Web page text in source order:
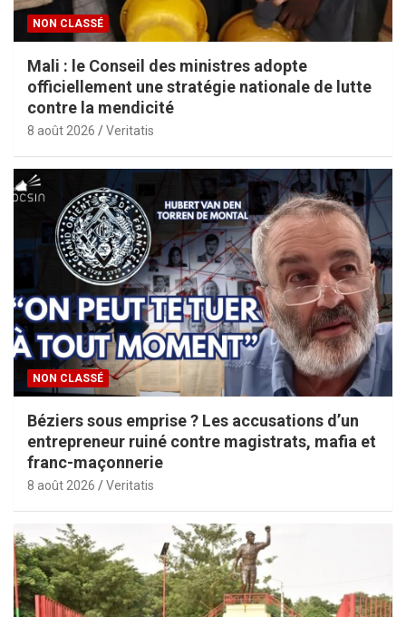
NON CLASSÉ
Mali : le Conseil des ministres adopte
officiellement une stratégie nationale de lutte
contre la mendicité
8 août 2026 Veritatis
NON CLASSÉ
Béziers sous emprise ? Les accusations d’un
entrepreneur ruiné contre magistrats, mafia et
franc-maçonnerie
8 août 2026 Veritatis